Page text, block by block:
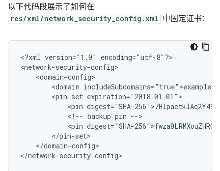
以下代码段展示了如何在
res/xml/network_security_config.xml 中固定证书：
<?xml version="1.0"
encoding="utf-8"?>
<domain
<pin-set
<pin
<!-- backup pin
<pin
</domain-config>
</network-security-config>